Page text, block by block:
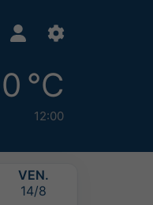
°C
12:00
VEN.
14/8